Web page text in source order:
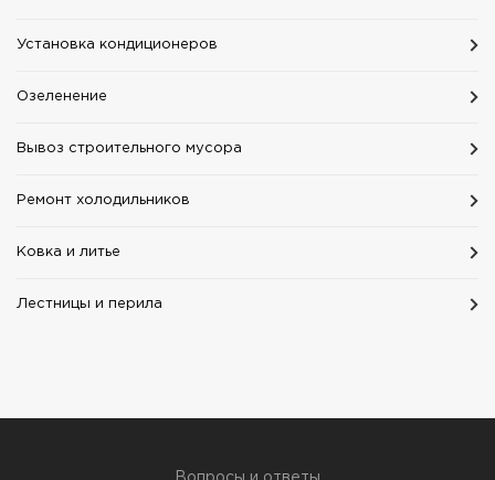
Установка кондиционеров
Озеленение
Вывоз строительного мусора
Ремонт холодильников
Ковка и литье
Лестницы и перила